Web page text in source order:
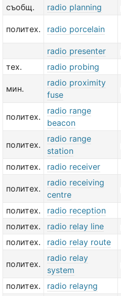
съобщ.
radio planning
политех. radio porcelain
radio presenter
тех.
radio probing
мин.
radio proximity
fuse
политех.
radio range
beacon
политех.
radio range
station
политех. radio receiver
политех.
radio receiving
centre
политех. radio reception
политех.
radio relay line
политех.
radio relay route
политех.
radio relay
system
политех. radio relayng